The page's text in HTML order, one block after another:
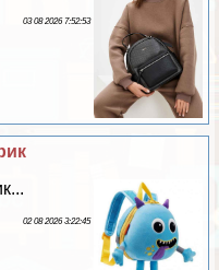
03 08 2026 7:52:53
02 08 2026 3:22:45